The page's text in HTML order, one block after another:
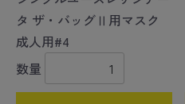
タ ザ・バッグⅡ用マスク
成人用#4
数量